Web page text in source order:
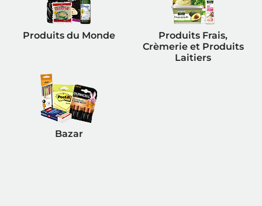
Produits du Monde
Produits Frais,
Crèmerie et Produits
Laitiers
Bazar